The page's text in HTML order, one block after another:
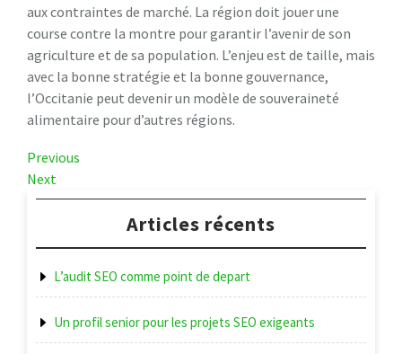
aux contraintes de marché. La région doit jouer une
course contre la montre pour garantir l’avenir de son
agriculture et de sa population. L’enjeu est de taille, mais
avec la bonne stratégie et la bonne gouvernance,
l’Occitanie peut devenir un modèle de souveraineté
alimentaire pour d’autres régions.
Navigation
de
l’article
Previous
Post
Previous
Next
Post
Next
Articles récents
L’audit SEO comme point de depart
Un profil senior pour les projets SEO exigeants